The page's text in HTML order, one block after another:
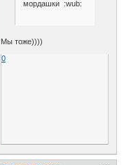
мордашки :wub:
Мы тоже))))
0